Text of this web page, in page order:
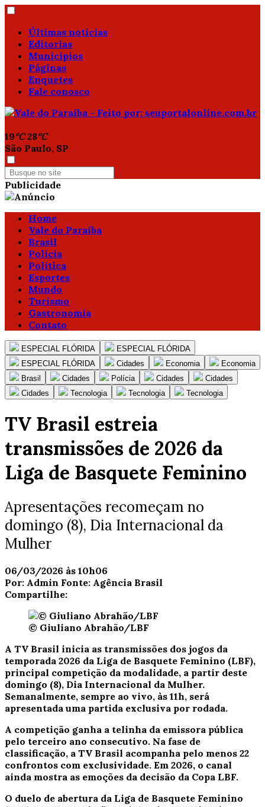
Últimas notícias
Editorias
Municípios
Páginas
Enquetes
Fale conosco
19°C 28°C
São Paulo, SP
Publicidade
Home
Vale do Paraíba
Brasil
Polícia
Política
Esportes
Mundo
Turismo
Gastronomia
Contato
ESPECIAL FLÓRIDA
ESPECIAL FLÓRIDA
ESPECIAL FLÓRIDA
Cidades Economia
Economia
Brasil
Cidades Polícia Cidades
Cidades
Cidades
Tecnologia Tecnologia Tecnologia
TV Brasil estreia
transmissões de 2026 da
Liga de Basquete Feminino
Apresentações recomeçam no
domingo (8), Dia Internacional da
Mulher
06/03/2026 às 10h06
Por: Admin Fonte: Agência Brasil
Compartilhe:
© Giuliano Abrahão/LBF
A TV Brasil inicia as transmissões dos jogos da
temporada 2026 da Liga de Basquete Feminino (LBF),
principal competição da modalidade, a partir deste
domingo (8), Dia Internacional da Mulher.
Semanalmente, sempre ao vivo, às 11h, será
apresentada uma partida exclusiva por rodada.
A competição ganha a telinha da emissora pública
pelo terceiro ano consecutivo. Na fase de
classificação, a TV Brasil acompanha pelo menos 22
confrontos com exclusividade. Em 2026, o canal
ainda mostra as emoções da decisão da Copa LBF.
O duelo de abertura da Liga de Basquete Feminino